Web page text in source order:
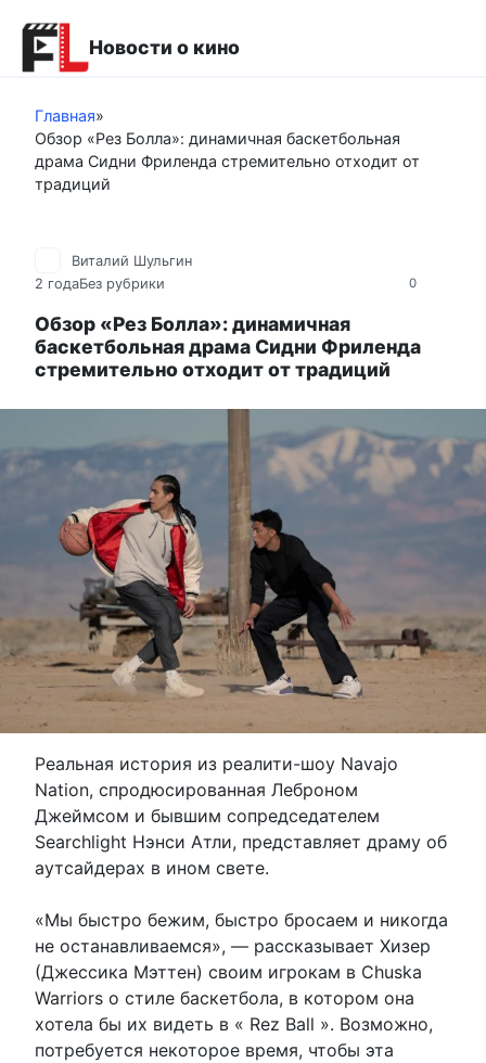
контенту
Новости о кино
Главная»
Обзор «Рез Болла»: динамичная баскетбольная
драма Сидни Фриленда стремительно отходит от
традиций
0
Виталий Шульгин
2 годаБез рубрики
Обзор «Рез Болла»: динамичная
баскетбольная драма Сидни Фриленда
стремительно отходит от традиций
Реальная история из реалити-шоу Navajo
Nation, спродюсированная Леброном
Джеймсом и бывшим сопредседателем
Searchlight Нэнси Атли, представляет драму об
аутсайдерах в ином свете.
«Мы быстро бежим, быстро бросаем и никогда
не останавливаемся», — рассказывает Хизер
(Джессика Мэттен) своим игрокам в Chuska
Warriors о стиле баскетбола, в котором она
хотела бы их видеть в « Rez Ball ». Возможно,
потребуется некоторое время, чтобы эта